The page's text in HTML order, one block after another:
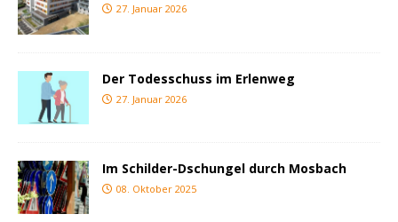
27. Januar 2026
Der Todesschuss im Erlenweg
27. Januar 2026
Im Schilder-Dschungel durch Mosbach
08. Oktober 2025